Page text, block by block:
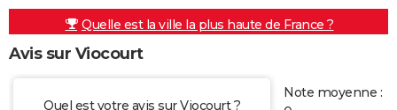
Quelle est la ville la plus haute de France ?
Avis sur Viocourt
Quel est votre avis sur Viocourt ?
Note moyenne :